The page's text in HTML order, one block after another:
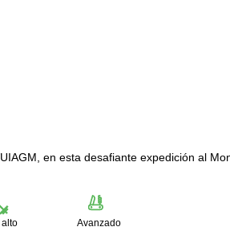
en esta desafiante expedición al
alto Avanzado